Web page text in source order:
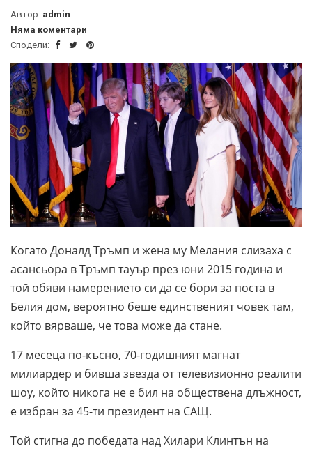
Автор: admin
Няма коментари
Сподели:
Когато Доналд Тръмп и жена му Мелания слизаха с
асансьора в Тръмп тауър през юни 2015 година и
той обяви намерението си да се бори за поста в
Белия дом, вероятно беше единственият човек там,
който вярваше, че това може да стане.
17 месеца по-късно, 70-годишният магнат
милиардер и бивша звезда от телевизионно реалити
шоу, който никога не е бил на обществена длъжност,
е избран за 45-ти президент на САЩ.
Той стигна до победата над Хилари Клинтън на